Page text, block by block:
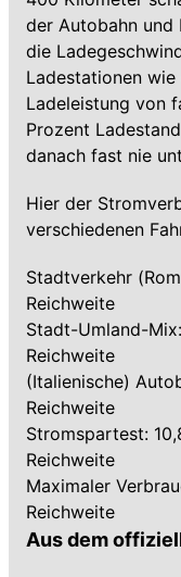
der Autobahn und
die
Ladestationen
Ladeleistung von
Prozent
danach fast nie
Hier der
verschiedenen
Stadtverkehr
Reichweite
Stadt-Umland-
Reichweite
(Italienische)
Reichweite
Stromspartest:
Reichweite
Maximaler
Reichweite
Aus dem